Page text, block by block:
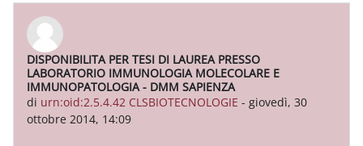
DISPONIBILITA PER TESI DI LAUREA PRESSO
LABORATORIO IMMUNOLOGIA MOLECOLARE E
IMMUNOPATOLOGIA - DMM SAPIENZA
di urn:oid:2.5.4.42 CLSBIOTECNOLOGIE - giovedì, 30
ottobre 2014, 14:09
Numero di risposte: 0